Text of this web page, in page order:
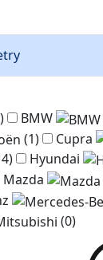
BMW
(1) Cupra
Hyundai
Mazda
(0)